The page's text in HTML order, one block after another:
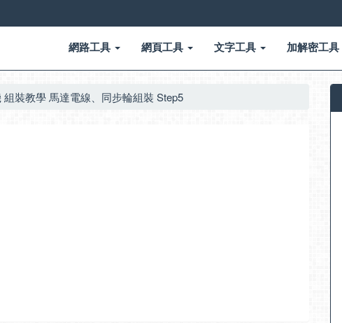
網路工具 網頁工具 文字工具 加解密工具
裝教學 馬達電線、同步輪組裝 Step5